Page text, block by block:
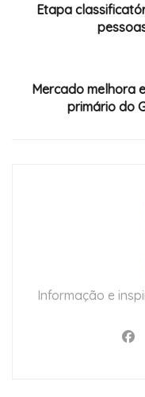
Etapa
Mercado melhora
primário do
Informação e